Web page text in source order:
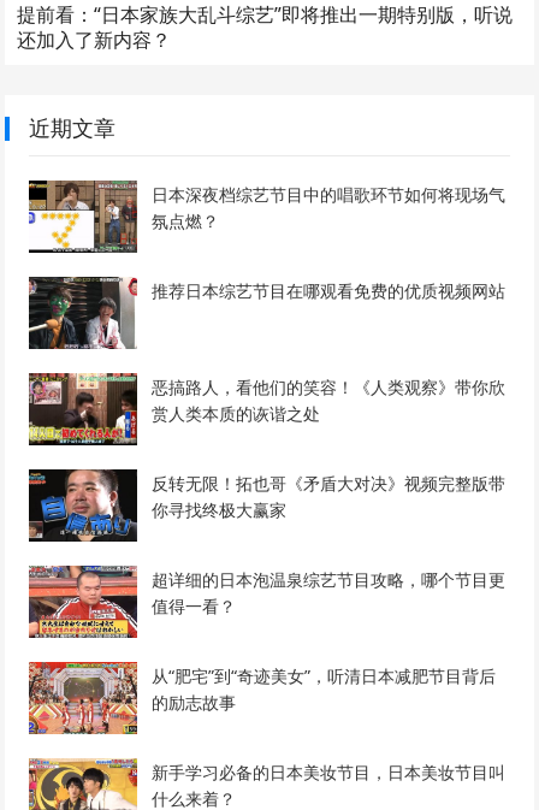
提前看：“日本家族大乱斗综艺”即将推出一期特别版，听说
还加入了新内容？
近期文章
日本深夜档综艺节目中的唱歌环节如何将现场气
氛点燃？
推荐日本综艺节目在哪观看免费的优质视频网站
恶搞路人，看他们的笑容！《人类观察》带你欣
赏人类本质的诙谐之处
反转无限！拓也哥《矛盾大对决》视频完整版带
你寻找终极大赢家
超详细的日本泡温泉综艺节目攻略，哪个节目更
值得一看？
从“肥宅”到“奇迹美女”，听清日本减肥节目背后
的励志故事
新手学习必备的日本美妆节目，日本美妆节目叫
什么来着？